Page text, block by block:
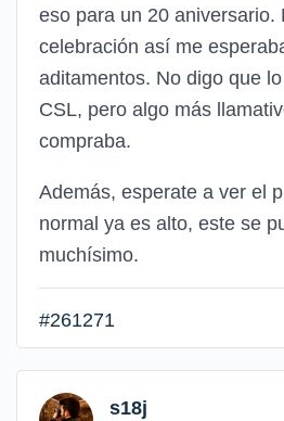
eso para un 20 aniversario.
celebración así me
aditamentos. No digo que
CSL, pero algo más
compraba.
Además, esperate a ver el
normal ya es alto, este se
muchísimo.
#261271
s18j